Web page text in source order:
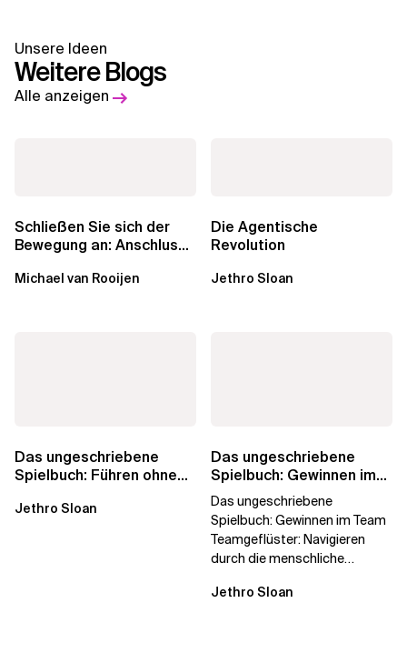
Unsere Ideen
Weitere Blogs
Alle anzeigen
Schließen Sie sich der
Bewegung an: Anschluss
Michael van Rooijen
Die Agentische
Revolution
Jethro Sloan
Das ungeschriebene
Spielbuch: Führen ohne
Jethro Sloan
Das ungeschriebene
Spielbuch: Gewinnen im
Team
Das ungeschriebene
Spielbuch: Gewinnen im Team
Teamgeflüster: Navigieren
durch die menschliche
vorbereitet hat „Wir...
Jethro Sloan